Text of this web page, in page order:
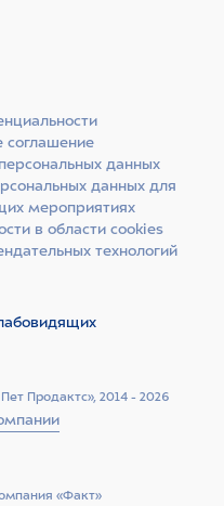
Продактс», 2014 - 2026
соглашение
данных
данных для
мероприятиях
в области cookies
технологий
«Факт»